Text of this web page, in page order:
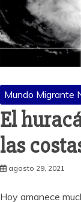
Mundo Migrante
El
las
agosto 29, 2021
Hoy amanece